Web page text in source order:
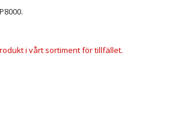
i vårt sortiment för tillfället.